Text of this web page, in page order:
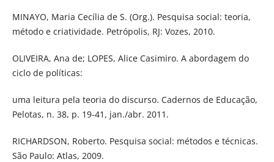
MINAYO, Maria Cecília de S. (Org.). Pesquisa social: teoria,
método e criatividade. Petrópolis, RJ: Vozes, 2010.
OLIVEIRA, Ana de; LOPES, Alice Casimiro. A abordagem do
ciclo de políticas:
uma leitura pela teoria do discurso. Cadernos de Educação,
Pelotas, n. 38, p. 19-41, jan./abr. 2011.
RICHARDSON, Roberto. Pesquisa social: métodos e técnicas.
São Paulo: Atlas, 2009.